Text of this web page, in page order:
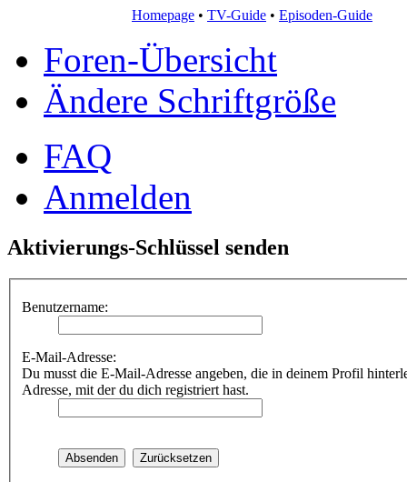
Homepage • TV-Guide • Episoden-Guide
Foren-Übersicht
Ändere Schriftgröße
FAQ
Anmelden
Aktivierungs-Schlüssel senden
Benutzername:
E-Mail-Adresse:
Du musst die E-Mail-Adresse angeben, die in deinem Profil
Adresse, mit der du dich registriert hast.